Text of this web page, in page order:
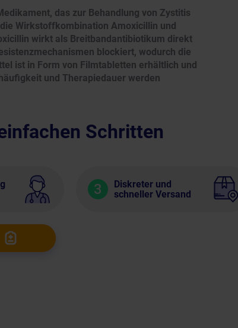
das zur Behandlung von Zystitis
Wirkstoffkombination Amoxicillin und
wirkt als Breitbandantibiotikum direkt
blockiert, wodurch die
ist in Form von Filmtabletten erhältlich und
und Therapiedauer werden
Schritten
3
Diskreter und
schneller Versand